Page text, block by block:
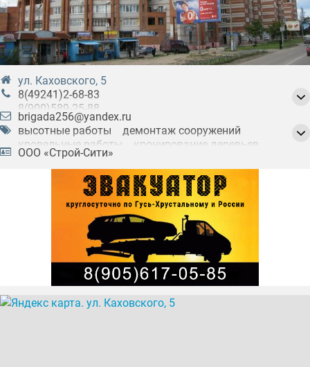
ул. Каховского, 5
8(49241)2-68-83
8(900)589-25-88
8(919)005-43-99
8(49241)2-68-83 (факс)
brigada256@yandex.ru
высотные работы
демонтаж сооружений
кровельные работы
кронирование деревьев
монтажные работы
очистка крыш от наледи и снега
плотницкие услуги
ремонтные работы
сварочные работы
ООО «Строй-Сити»